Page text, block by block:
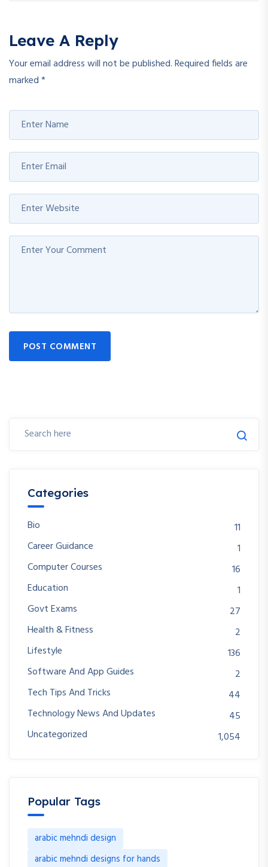
Leave A Reply
Your email address will not be published.Required fields are
marked*
POST COMMENT
Categories
Bio
11
Career Guidance
1
Computer Courses
16
Education
1
Govt Exams
27
Health & Fitness
2
Lifestyle
136
Software And App Guides
2
Tech Tips And Tricks
44
Technology News And Updates
45
Uncategorized
1,054
Popular Tags
arabic mehndi design
arabic mehndi designs for hands